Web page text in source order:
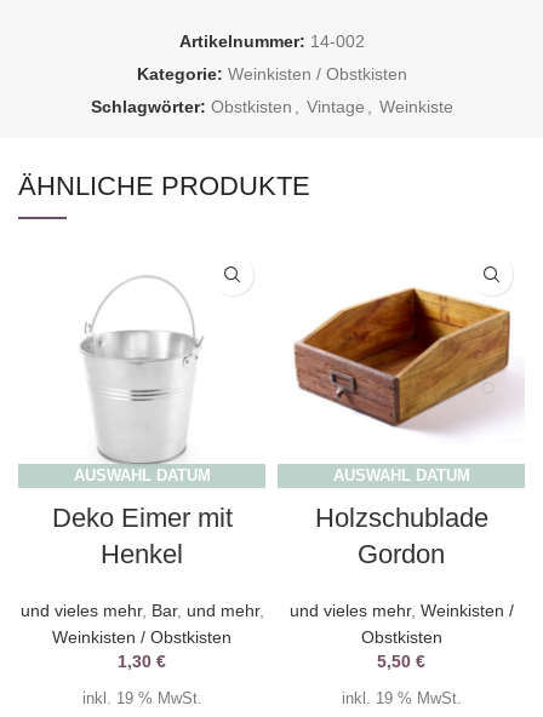
Artikelnummer: 14-002
Kategorie: Weinkisten / Obstkisten
Schlagwörter: Obstkisten , Vintage , Weinkiste
ÄHNLICHE PRODUKTE
AUSWAHL DATUM
Deko Eimer mit
Henkel
und vieles mehr, Bar, und mehr,
Weinkisten / Obstkisten
1,30 €
inkl. 19 % MwSt.
AUSWAHL DATUM
Holzschublade
Gordon
und vieles mehr, Weinkisten /
Obstkisten
5,50 €
inkl. 19 % MwSt.